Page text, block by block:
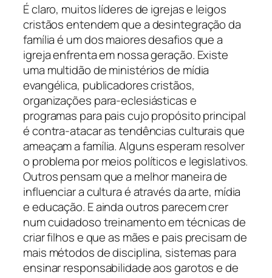
É claro, muitos líderes de igrejas e leigos
cristãos entendem que a desintegração da
família é um dos maiores desafios que a
igreja enfrenta em nossa geração. Existe
uma multidão de ministérios de mídia
evangélica, publicadores cristãos,
organizações para-eclesiásticas e
programas para pais cujo propósito principal
é contra-atacar as tendências culturais que
ameaçam a família. Alguns esperam resolver
o problema por meios políticos e legislativos.
Outros pensam que a melhor maneira de
influenciar a cultura é através da arte, mídia
e educação. E ainda outros parecem crer
num cuidadoso treinamento em técnicas de
criar filhos e que as mães e pais precisam de
mais métodos de disciplina, sistemas para
ensinar responsabilidade aos garotos e de